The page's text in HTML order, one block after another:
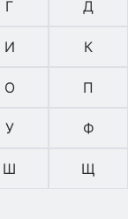
Г Д
И К
О П
У Ф
Ш Щ